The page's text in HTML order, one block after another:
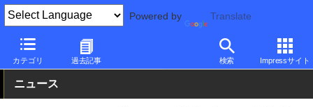
Powered by Translate
カテゴリ 過去記事 検索 Impressサイト
PC Watch 市場 動向
ニュース